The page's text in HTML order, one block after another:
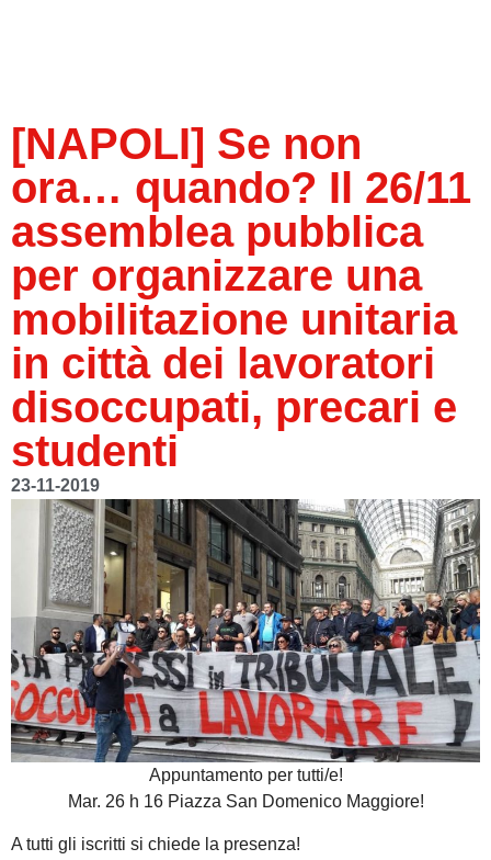
[NAPOLI] Se non
ora… quando? Il 26/11
assemblea pubblica
per organizzare una
mobilitazione unitaria
in città dei lavoratori
disoccupati, precari e
studenti
23-11-2019
Appuntamento per tutti/e!
Mar. 26 h 16 Piazza San Domenico Maggiore!
A tutti gli iscritti si chiede la presenza!